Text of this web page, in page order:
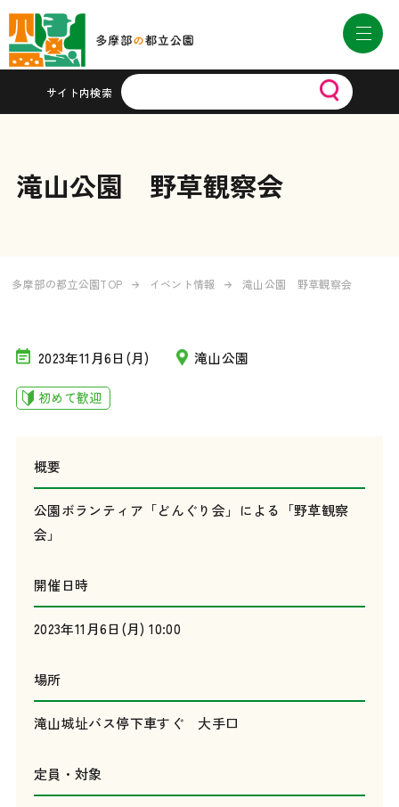
サイト内検索
滝山公園 野草観察会
多摩部の都立公園TOP イベント情報 滝山公園 野草観察会
2023年11月6日(月) 滝山公園
初めて歓迎
概要
公園ボランティア「どんぐり会」による「野草観察
会」
開催日時
2023年11月6日(月) 10:00
場所
滝山城址バス停下車すぐ 大手口
定員・対象